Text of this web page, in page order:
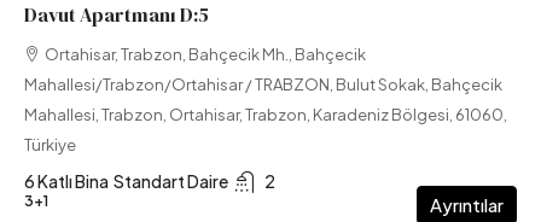
Davut Apartmanı D:5
Ortahisar, Trabzon, Bahçecik Mh., Bahçecik
Mahallesi/Trabzon/Ortahisar / TRABZON, Bulut Sokak, Bahçecik
Mahallesi, Trabzon, Ortahisar, Trabzon, Karadeniz Bölgesi, 61060,
Türkiye
6 Katlı Bina Standart Daire 2
3+1 Ayrıntılar